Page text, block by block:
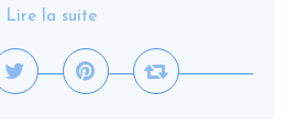
Lire la suite